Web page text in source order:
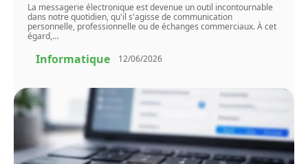
La messagerie électronique est devenue un outil incontournable
dans notre quotidien, qu'il s'agisse de communication
personnelle, professionnelle ou de échanges commerciaux. À cet
égard,…
Informatique 12/06/2026